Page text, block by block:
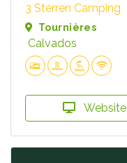
3 Sterren Camping
Tournières
Calvados
Website